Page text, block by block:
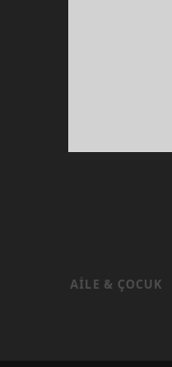
AILE & ÇOCUK